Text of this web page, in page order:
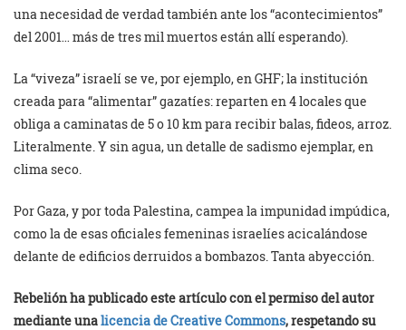
una necesidad de verdad también ante los “acontecimientos”
del 2001… más de tres mil muertos están allí esperando).
La “viveza” israelí se ve, por ejemplo, en GHF; la institución
creada para “alimentar” gazatíes: reparten en 4 locales que
obliga a caminatas de 5 o 10 km para recibir balas, fideos, arroz.
Literalmente. Y sin agua, un detalle de sadismo ejemplar, en
clima seco.
Por Gaza, y por toda Palestina, campea la impunidad impúdica,
como la de esas oficiales femeninas israelíes acicalándose
delante de edificios derruidos a bombazos. Tanta abyección.
Rebelión ha publicado este artículo con el permiso del autor
mediante unalicencia de Creative Commons, respetando su